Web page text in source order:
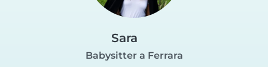
Sara
Babysitter a Ferrara